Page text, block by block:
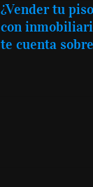
¿Vender tu
con
te cuenta